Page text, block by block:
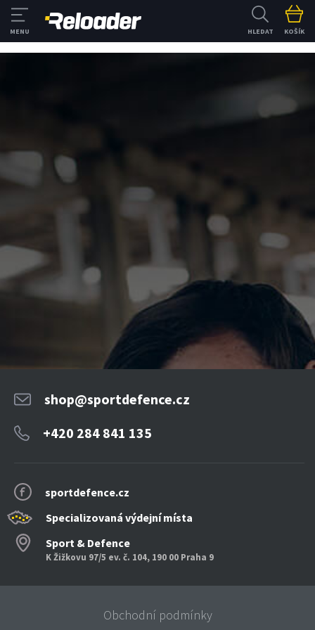
HLEDAT KOŠÍK
sportdefence.cz
Specializovaná výdejní místa
Sport & Defence
K Žižkovu 97/5 ev. č. 104, 190 00 Praha 9
shop@sportdefence.cz
+420 284 841 135
Obchodní podmínky